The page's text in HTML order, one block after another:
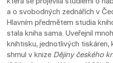
a o svobodných zednářích v
Hlavním předmětem studia
stala kniha sama. Uveřejnil
knihtisku, jednotlivých tiskáren,
shrnul v knize Dějiny českého